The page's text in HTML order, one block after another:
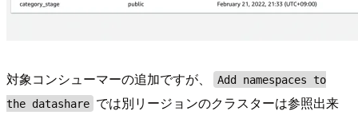
対象コンシューマーの追加ですが、
Add namespaces to
the datashare では別リージョンのクラスターは参照出来